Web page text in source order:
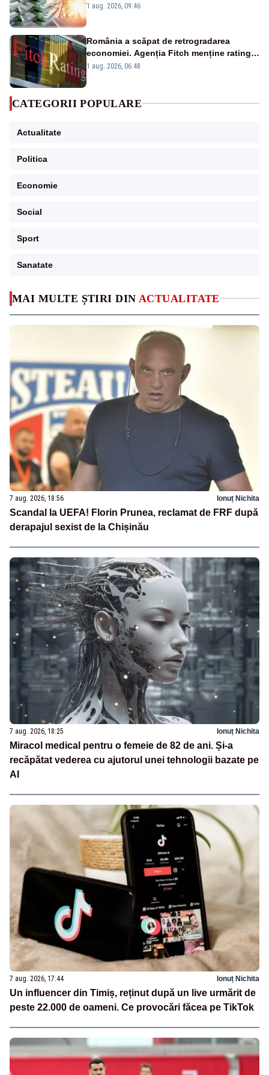
MAI MULTE ȘTIRI DIN ACTUALITATE
7 aug. 2026, 18:56 Ionuț Nichita
Scandal la UEFA! Florin Prunea, reclamat de FRF după
derapajul sexist de la Chișinău
7 aug. 2026, 18:25 Ionuț Nichita
Miracol medical pentru o femeie de 82 de ani. Și-a
recăpătat vederea cu ajutorul unei tehnologii bazate pe
AI
7 aug. 2026, 17:44 Ionuț Nichita
Un influencer din Timiș, reținut după un live urmărit de
peste 22.000 de oameni. Ce provocări făcea pe TikTok
Analiză Realitatea Plus
1 aug. 2026, 09:46
România a scăpat de retrogradarea
economiei. Agenția Fitch menține ratingul
„BBB-” cu perspectivă negativă
1 aug. 2026, 06:48
CATEGORII POPULARE
Actualitate
Politica
Economie
Social
Sport
Sanatate